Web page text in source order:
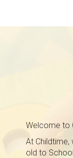
Welcome to
At
old to